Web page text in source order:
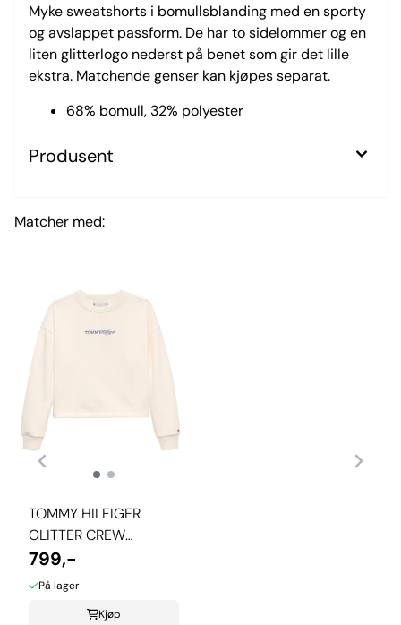
Myke sweatshorts i bomullsblanding med en sporty
og avslappet passform. De har to sidelommer og en
liten glitterlogo nederst på benet som gir det lille
ekstra. Matchende genser kan kjøpes separat.
68% bomull, 32% polyester
Produsent
Matcher med:
TOMMY HILFIGER
GLITTER CREW
GENSER - ANCIENT ...
799,-
På lager
Kjøp